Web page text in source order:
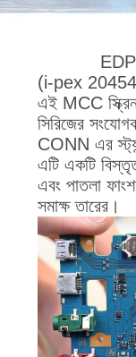
নিয়ন্ত্রণ
আমাদের
সাথে
যোগাযোগ
মামলা
EDP
(i-pex
এই MCC
সিরিজের
CONN এর
এটি একটি
এবং পাতলা
সমাক্ষ তারের।